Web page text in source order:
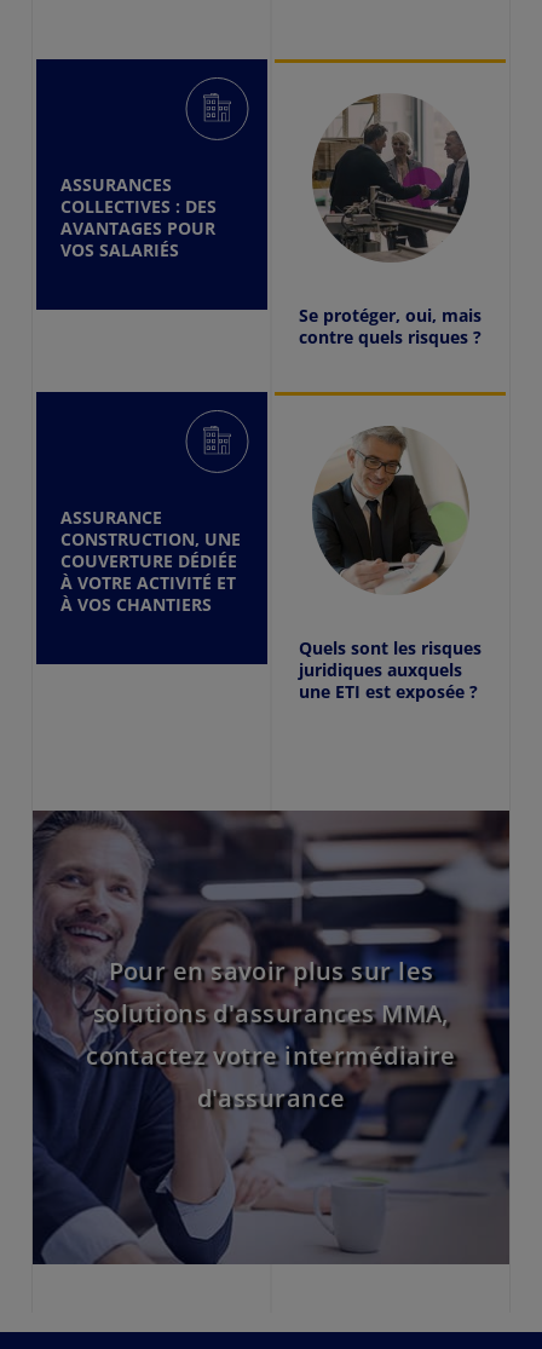
ASSURANCES
COLLECTIVES : DES
AVANTAGES POUR
VOS SALARIÉS
Se protéger, oui, mais
contre quels risques ?
ASSURANCE
CONSTRUCTION, UNE
COUVERTURE DÉDIÉE
À VOTRE ACTIVITÉ ET
À VOS CHANTIERS
Quels sont les risques
juridiques auxquels
une ETI est exposée ?
Pour en savoir plus sur les
solutions d'assurances MMA,
contactez votre intermédiaire
d'assurance